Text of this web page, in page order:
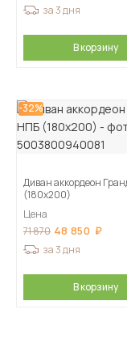
за 3 дня
В корзину
-32%
Диван аккордеон
(180х200)
Цена
71 870 48 850
за 3 дня
В корзину